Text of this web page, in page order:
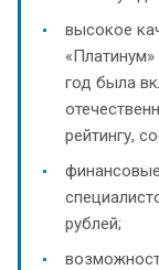
высокое
год была
рейтингу,
рублей;